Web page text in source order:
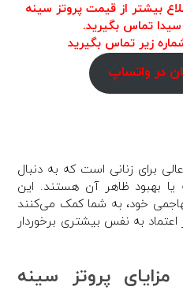
بیشتر از قیمت پروتز سینه
تماس بگیرید.
زیر تماس بگیرید
در واتساپ
برای زنانی است که به دنبال
بهبود ظاهر آن هستند. این
خود، به شما کمک می‌کنند
اعتماد به نفس بیشتری برخوردار
پروتز سینه